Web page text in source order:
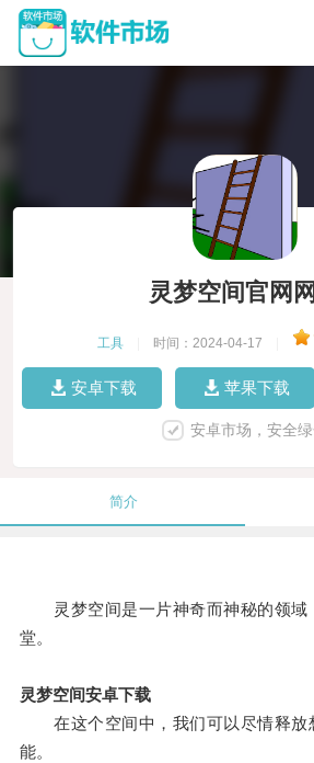
灵梦空间官网
工具 时间：2024-04-17
安卓下载 苹果下载
安卓市场，安全
简介
灵梦空间是一片神奇而神秘的领域
堂。
灵梦空间安卓下载
在这个空间中，我们可以尽情释放
能。